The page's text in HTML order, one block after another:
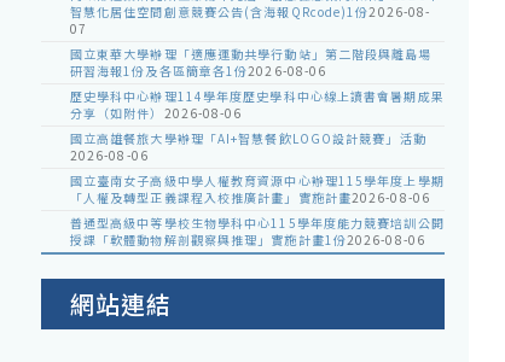
智慧化居住空間創意競賽公告(含海報QRcode)1份2026-08-
07
國立東華大學辦理「適應運動共學行動站」第二階段與離島場
研習海報1份及各區簡章各1份2026-08-06
歷史學科中心辦理114學年度歷史學科中心線上讀書會暑期成果
分享（如附件） 2026-08-06
國立高雄餐旅大學辦理「AI+智慧餐飲LOGO設計競賽」活動
2026-08-06
國立臺南女子高級中學人權教育資源中心辦理115學年度上學期
「人權及轉型正義課程入校推廣計畫」實施計畫2026-08-06
普通型高級中等學校生物學科中心115學年度能力競賽培訓公開
授課「軟體動物解剖觀察與推理」實施計畫1份2026-08-06
網站連結